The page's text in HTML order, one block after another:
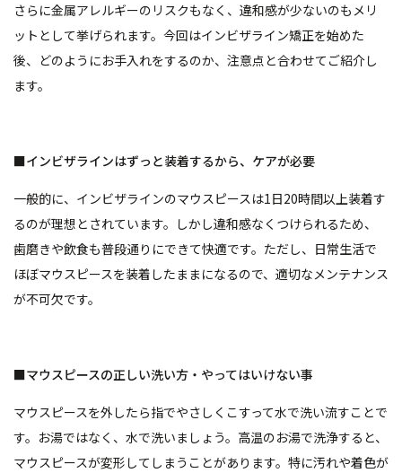
さらに金属アレルギーのリスクもなく、違和感が少ないのもメリ
ットとして挙げられます。今回はインビザライン矯正を始めた
後、どのようにお手入れをするのか、注意点と合わせてご紹介し
ます。
■インビザラインはずっと装着するから、ケアが必要
一般的に、インビザラインのマウスピースは1日20時間以上装着す
るのが理想とされています。しかし違和感なくつけられるため、
歯磨きや飲食も普段通りにできて快適です。ただし、日常生活で
ほぼマウスピースを装着したままになるので、適切なメンテナンス
が不可欠です。
■マウスピースの正しい洗い方・やってはいけない事
マウスピースを外したら指でやさしくこすって水で洗い流すことで
す。お湯ではなく、水で洗いましょう。高温のお湯で洗浄すると、
マウスピースが変形してしまうことがあります。特に汚れや着色が